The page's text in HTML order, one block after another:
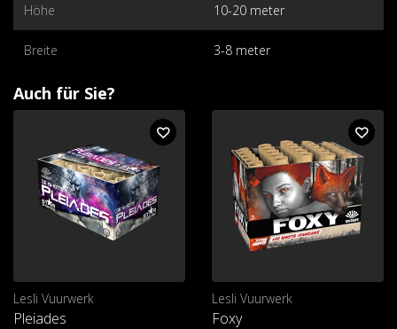
Höhe 10-20 meter
Breite 3-8 meter
Auch für Sie?
Lesli Vuurwerk
Pleiades
Lesli Vuurwerk
Foxy